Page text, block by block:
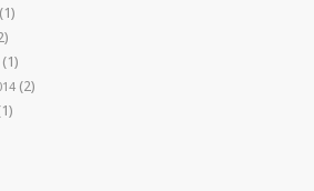
(1)
(1)
(2)